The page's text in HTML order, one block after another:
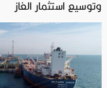
وتوسيع استثمار الغاز